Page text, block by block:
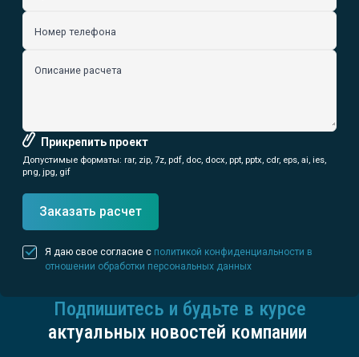
Номер телефона
Описание расчета
Прикрепить проект
Допустимые форматы: rar, zip, 7z, pdf, doc, docx, ppt, pptx, cdr, eps, ai, ies,
png, jpg, gif
Заказать расчет
Я даю свое согласие с политикой конфиденциальности в
отношении обработки персональных данных
Подпишитесь и будьте в курсе
актуальных новостей компании